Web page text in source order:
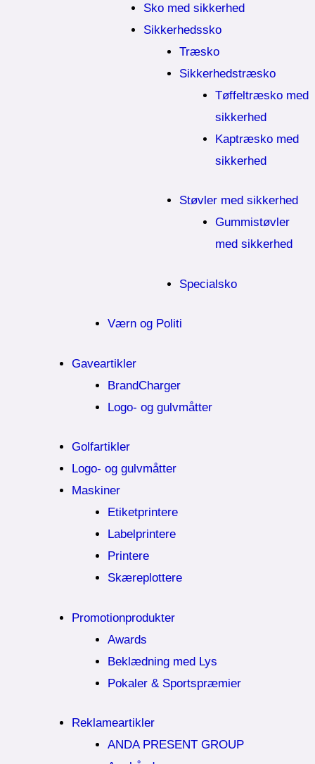
Sko med sikkerhed
Sikkerhedssko
Træsko
Sikkerhedstræsko
Tøffeltræsko med
sikkerhed
Kaptræsko med
sikkerhed
Støvler med sikkerhed
Gummistøvler
med sikkerhed
Specialsko
Værn og Politi
Gaveartikler
BrandCharger
Logo- og gulvmåtter
Golfartikler
Logo- og gulvmåtter
Maskiner
Etiketprintere
Labelprintere
Printere
Skæreplottere
Promotionprodukter
Awards
Beklædning med Lys
Pokaler & Sportspræmier
Reklameartikler
ANDA PRESENT GROUP